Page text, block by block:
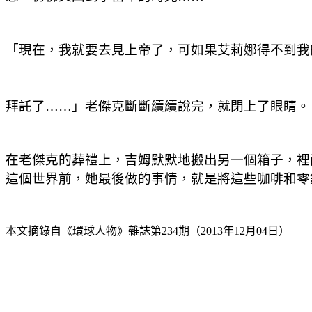
「現在，我就要去見上帝了，可如果艾莉娜得不到
拜託了……」老傑克斷斷續續說完，就閉上了眼睛。
在老傑克的葬禮上，吉姆默默地搬出另一個箱子，
這個世界前，她最後做的事情，就是將這些咖啡和
本文摘錄自《環球人物》雜誌第234期（2013年12月04日）